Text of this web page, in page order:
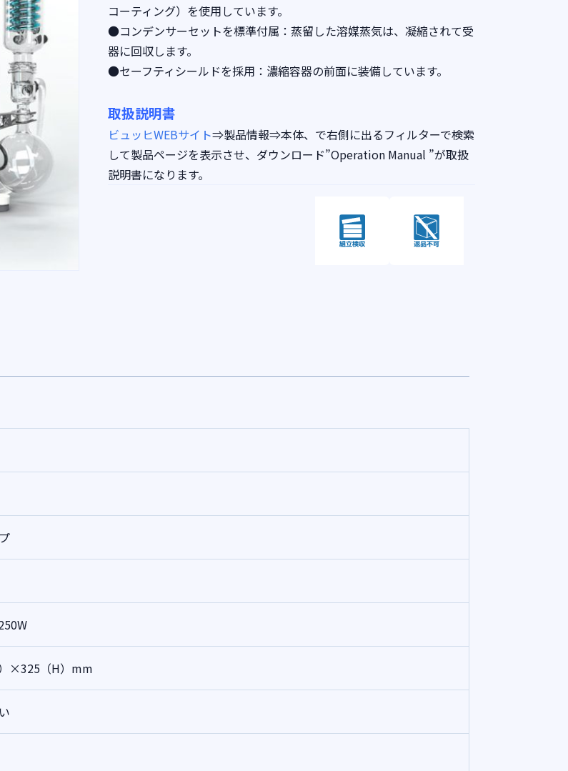
コーティング）を使用しています。
●コンデンサーセットを標準付属：蒸留した溶媒蒸気は、凝縮されて受
器に回収します。
●セーフティシールドを採用：濃縮容器の前面に装備しています。
取扱説明書
ビュッヒWEBサイト⇒製品情報⇒本体、で右側に出るフィルターで検索
して製品ページを表示させ、ダウンロード”Operation Manual ”が取扱
説明書になります。
×325（H）mm